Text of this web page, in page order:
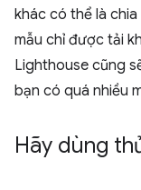
khác có thể là
mẫu chỉ được tải
Lighthouse cũng
bạn có quá nhiều
Hãy dùng